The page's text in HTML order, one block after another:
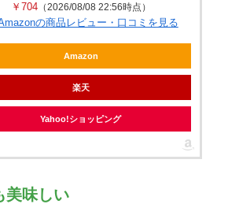
￥704 （2026/08/08 22:56時点）
の商品レビュー・口コミを見る
Amazon
楽天
Yahoo!ショッピング
美味しい